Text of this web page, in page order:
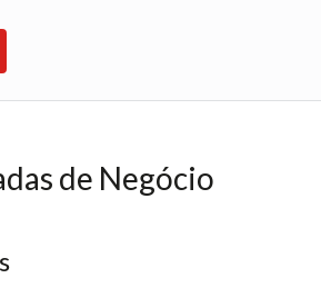
de Negócio